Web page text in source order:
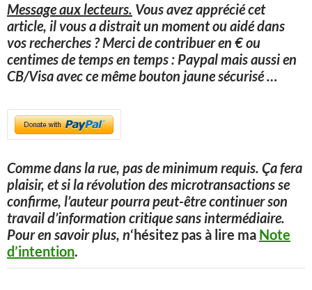
Message aux lecteurs. Vous avez apprécié cet
article, il vous a distrait un moment ou aidé dans
vos recherches ? Merci de contribuer en € ou
centimes de temps en temps : Paypal mais aussi en
CB/Visa avec ce même bouton jaune sécurisé…
Comme dans la rue, pas de minimum requis. Ça fera
plaisir, et si la révolution des microtransactions se
confirme, l’auteur pourra peut-être continuer son
travail d’information critique sans intermédiaire.
Pour en savoir plus, n‘hésitez pas à lire ma Note
d’intention.